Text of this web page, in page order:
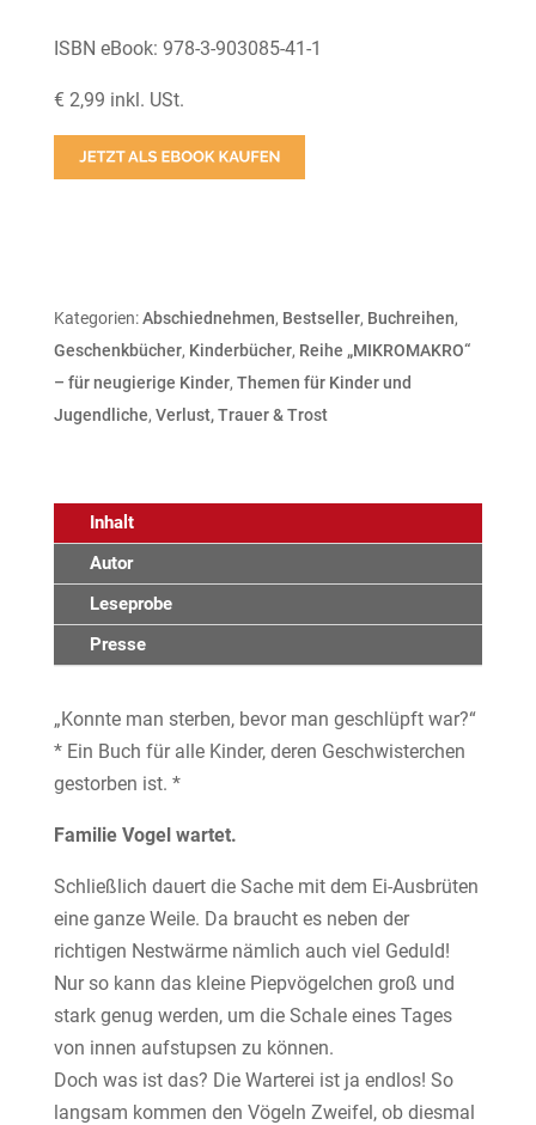
ISBN eBook: 978-3-903085-41-1
€ 2,99 inkl. USt.
Kategorien:Abschiednehmen, Bestseller, Buchreihen,
Geschenkbücher, Kinderbücher, Reihe „MIKROMAKRO“
– für neugierige Kinder, Themen für Kinder und
Jugendliche, Verlust, Trauer & Trost
Inhalt
Autor
Leseprobe
Presse
„Konnte man sterben, bevor man geschlüpft war?“
* Ein Buch für alle Kinder, deren Geschwisterchen
gestorben ist. *
Familie Vogel wartet.
Schließlich dauert die Sache mit dem Ei-Ausbrüten
eine ganze Weile. Da braucht es neben der
richtigen Nestwärme nämlich auch viel Geduld!
Nur so kann das kleine Piepvögelchen groß und
stark genug werden, um die Schale eines Tages
von innen aufstupsen zu können.
Doch was ist das? Die Warterei ist ja endlos! So
langsam kommen den Vögeln Zweifel, ob diesmal